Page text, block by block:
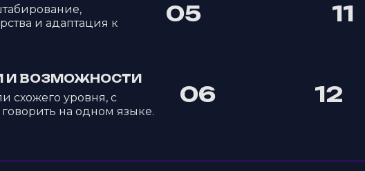
и адаптация к
И ВОЗМОЖНОСТИ
схожего уровня, с
на одном языке.
05 11
06 12